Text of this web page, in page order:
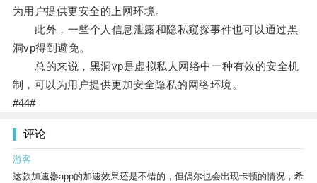
为用户提供更安全的上网环境。
此外，一些个人信息泄露和隐私窥探事件也可以通过黑
洞vp得到避免。
总的来说，黑洞vp是虚拟私人网络中一种有效的安全机
制，可以为用户提供更加安全隐私的网络环境。
#44#
评论
游客
这款加速器app的加速效果还是不错的，但偶尔也会出现卡顿的情况，希